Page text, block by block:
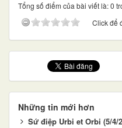
Tổng số điểm của bài viết là: 0
Click để
Những tin mới hơn
Sứ điệp Urbi et Orbi (5/4/